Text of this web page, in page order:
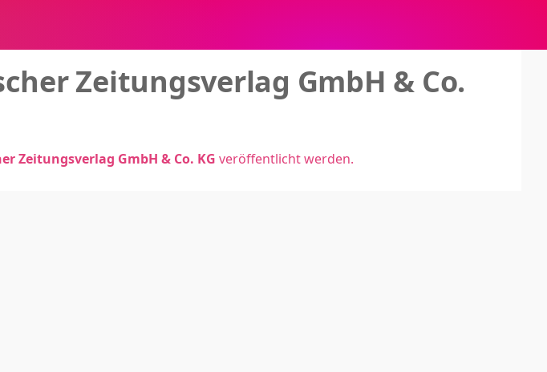
Zeitungsverlag GmbH & Co.
sh:z Schleswig-Holsteinischer Zeitungsverlag GmbH & Co. KG veröffentlicht werden.